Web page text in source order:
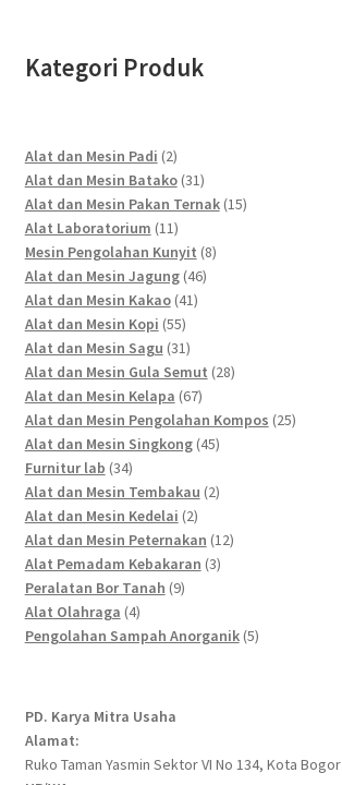
Kategori Produk
Alat dan Mesin Padi 22
products
Alat dan Mesin Batako 3131
products
Alat dan Mesin Pakan Ternak 1515
Alat Laboratorium 1111
products
Mesin Pengolahan Kunyit 88
Alat dan Mesin Jagung 4646
Alat dan Mesin Kakao 4141
Alat dan Mesin Kopi 5555
products
Alat dan Mesin Sagu 3131
products
Alat dan Mesin Gula Semut 2828
Alat dan Mesin Kelapa 6767
products
Alat dan Mesin Pengolahan Kompos 2525
Alat dan Mesin Singkong 4545
Furnitur lab 3434
products
Alat dan Mesin Tembakau 22
Alat dan Mesin Kedelai 22
products
Alat dan Mesin Peternakan 1212
Alat Pemadam Kebakaran 33
Peralatan Bor Tanah 99
Alat Olahraga 44
products
Pengolahan Sampah Anorganik 55
PD. Karya Mitra Usaha
Alamat:
Ruko Taman Yasmin Sektor VI No 134, Kota Bogor